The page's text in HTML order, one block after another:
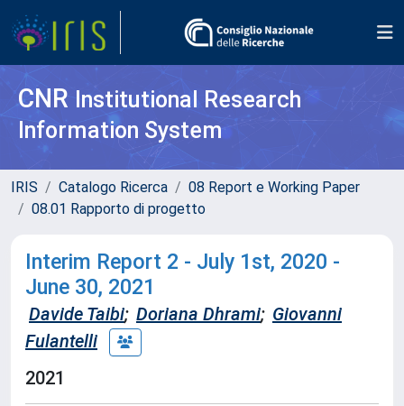
CNR Institutional Research
Information System
IRIS Catalogo Ricerca
08 Report e Working Paper
08.01 Rapporto di progetto
Interim Report 2 - July 1st, 2020 -
June 30, 2021
Davide Taibi; Doriana Dhrami; Giovanni
Fulantelli
2021